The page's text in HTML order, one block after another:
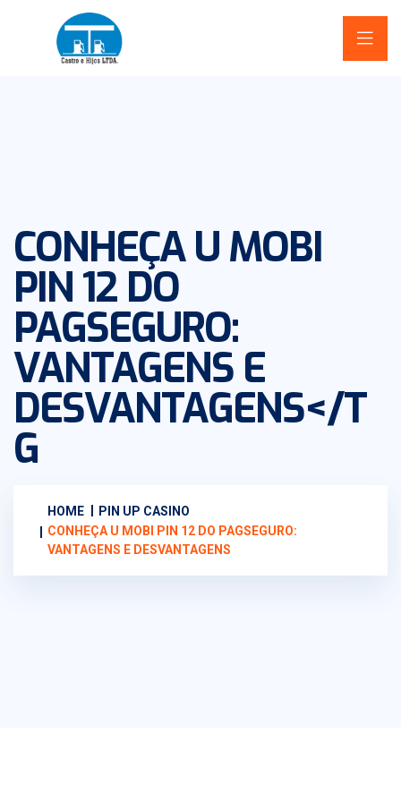
CONHEÇA U MOBI
PIN 12 DO
PAGSEGURO:
VANTAGENS E
DESVANTAGENS</T
G
HOME
PIN UP CASINO
CONHEÇA U MOBI PIN 12 DO PAGSEGURO:
VANTAGENS E DESVANTAGENS